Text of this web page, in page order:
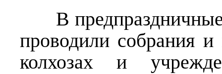
В предпраздничные
проводили собрания
колхозах и